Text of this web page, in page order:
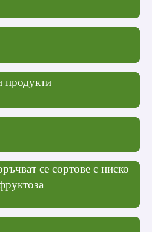
продукти
се сортове с ниско